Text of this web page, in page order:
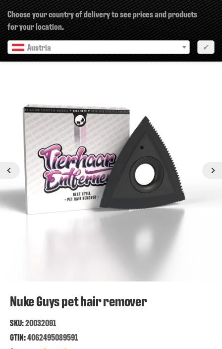
Choose your country of delivery to see prices and products
for your location.
Austria
✔
Previous
Nuke Guys pet hair remover
SKU:20032091
GTIN:4062495089591